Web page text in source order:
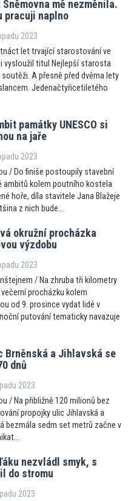
mě nezměnila.
pracuji naplno
2023
let trvající starostování ve
vysloužil titul Nejlepší starosta
A přesně před dvěma lety
Jedenačtyřicetiletého
památky UNESCO si
na jaře
2023
/ Do finiše postoupily stavební
ambitů kolem poutního kostela
hoře, díla stavitele Jana Blažeje
z nich bude...
okružní procházka
výzdobu
2023
/ Na zhruba tři kilometry
procházku kolem
od 9. prosince vydat lidé v
putování tematicky navazuje
Brněnská a Jihlavská se
dnů
2023
/ Na přibližně 120 milionů bez
propojky ulic Jihlavská a
bezmála sedm set metrů začne v
nezvládl smyk, s
do stromu
2023